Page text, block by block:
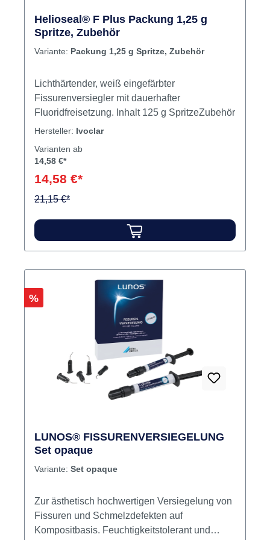
Helioseal® F Plus Packung 1,25 g
Spritze, Zubehör
Variante: Packung 1,25 g Spritze, Zubehör
Lichthärtender, weiß eingefärbter
Fissurenversiegler mit dauerhafter
Fluoridfreisetzung. Inhalt 125 g SpritzeZubehör
Hersteller: Ivoclar
Varianten ab
14,58 €*
14,58 €*
21,15 €*
Rabatt
%
LUNOS® FISSURENVERSIEGELUNG
Set opaque
Variante: Set opaque
Zur ästhetisch hochwertigen Versiegelung von
Fissuren und Schmelzdefekten auf
Kompositbasis. Feuchtigkeitstolerant und